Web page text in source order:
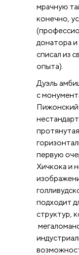
мрачную
конечно,
донатора
списал из
опыта).
Дуэль
с
первую
Хичкока и
подходит
структур,